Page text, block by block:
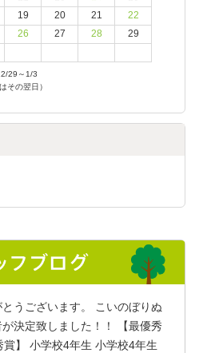
19 20 21
22
26 27 28
29
29～1/3
その翌日）
うございます。 こいのぼりぬ
決定致しました！！ 【最優秀
】 小学校4年生 小学校4年生